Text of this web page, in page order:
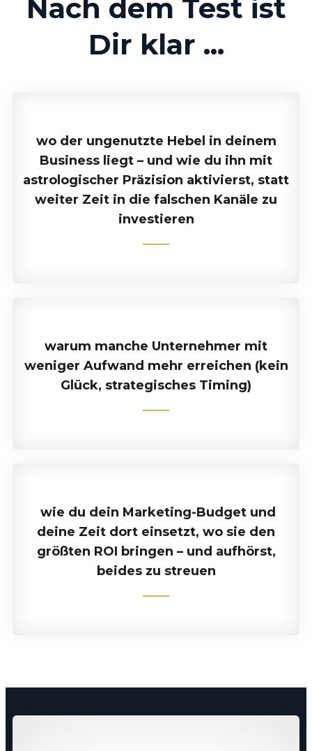
Nach dem Test ist
Dir klar ...
wo der ungenutzte Hebel in deinem
Business liegt – und wie du ihn mit
astrologischer Präzision aktivierst, statt
weiter Zeit in die falschen Kanäle zu
investieren
warum manche Unternehmer mit
weniger Aufwand mehr erreichen (kein
Glück, strategisches Timing)
wie du dein Marketing-Budget und
deine Zeit dort einsetzt, wo sie den
größten ROI bringen – und aufhörst,
beides zu streuen